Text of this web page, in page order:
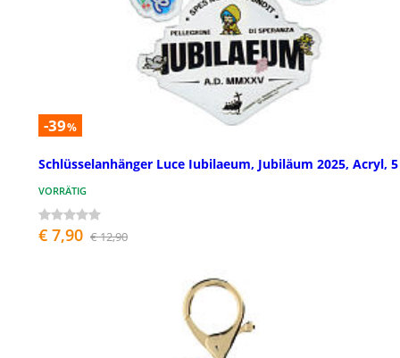
-39%
Schlüsselanhänger Luce Iubilaeum, Jubiläum 2025, Acryl,
VORRÄTIG
€ 7,90 € 12,90